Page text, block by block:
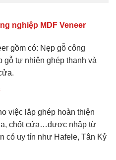
nghiệp MDF Veneer
gồm có: Nẹp gỗ công
gỗ tự nhiên ghép thanh và
việc lắp ghép hoàn thiện
chốt cửa…được nhập từ
có uy tín như Hafele, Tân Kỷ